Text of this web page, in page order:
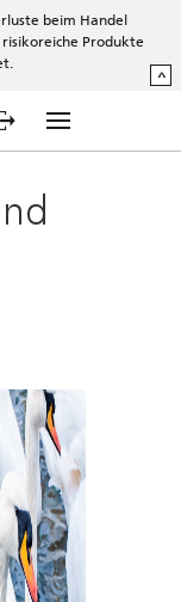
beim Handel
Produkte
^